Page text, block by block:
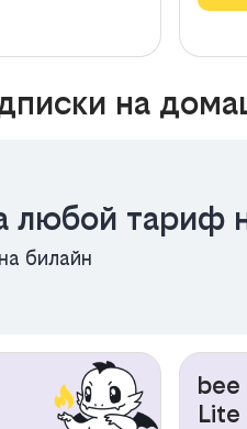
на
любой тариф
билайн
bee
Lite